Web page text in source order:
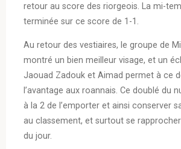
retour au score des riorgeois. La mi-
terminée sur ce score de 1-1.
Au retour des vestiaires, le groupe de
montré un bien meilleur visage, et un
Jaouad Zadouk et Aimad permet à ce
l’avantage aux roannais. Ce doublé du
à la 2 de l’emporter et ainsi conserver
au classement, et surtout se rapprocher
du jour.